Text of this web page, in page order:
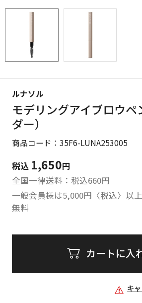
ルナソル
モデリングアイブロウペ
ダー）
商品コード：35F6-LUNA253005
税込 1,650円
全国一律送料：税込660円
一般会員様は5,000円〈税込〉以
無料
カートに入
キ